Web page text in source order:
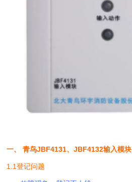
一、 青鸟JBF4131、JBF4132输入模块
1.1登记问题